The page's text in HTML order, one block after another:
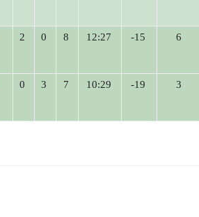
2 0 8 12:27 -15 6
0 3 7 10:29 -19 3